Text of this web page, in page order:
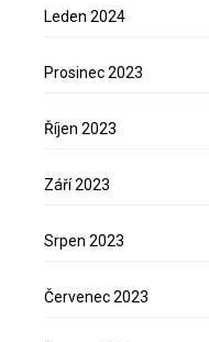
Leden 2024
Prosinec 2023
Říjen 2023
Září 2023
Srpen 2023
Červenec 2023